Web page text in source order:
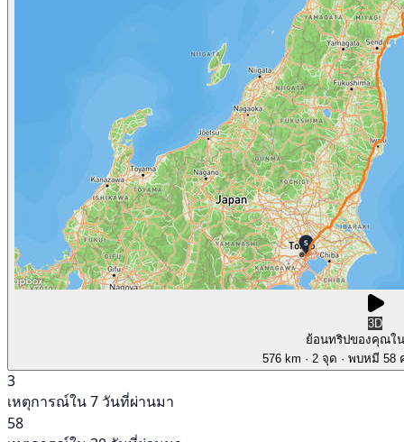
3D
ย้อนทริปของคุณใ
576 km · 2 จุด · พบหมี 58
3
เหตุการณ์ใน 7 วันที่ผ่านมา
58